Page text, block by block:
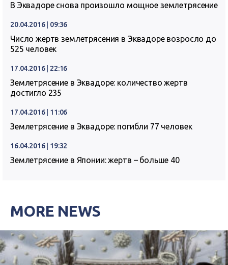
В Эквадоре снова произошло мощное землетрясение
20.04.2016 | 09:36
Число жертв землетрясения в Эквадоре возросло до
525 человек
17.04.2016 | 22:16
Землетрясение в Эквадоре: количество жертв
достигло 235
17.04.2016 | 11:06
Землетрясение в Эквадоре: погибли 77 человек
16.04.2016 | 19:32
Землетрясение в Японии: жертв – больше 40
MORE NEWS